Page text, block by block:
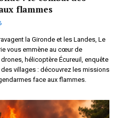
flammes
la Gironde et les Landes, Le
vous emmène au cœur de
drones, hélicoptère Écureuil, enquête
villages : découvrez les missions
face aux flammes.